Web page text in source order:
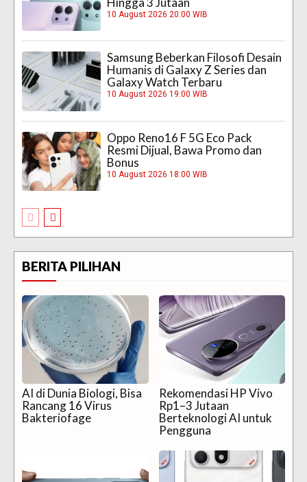
10 August 2026 20:00 WIB
Samsung Beberkan Filosofi Desain
Humanis di Galaxy Z Series dan
Galaxy Watch Terbaru
10 August 2026 19:00 WIB
Oppo Reno16 F 5G Eco Pack
Resmi Dijual, Bawa Promo dan
Bonus
10 August 2026 18:00 WIB
BERITA PILIHAN
AI di Dunia Biologi, Bisa
Rancang 16 Virus
Bakteriofage
Rekomendasi HP Vivo
Rp1–3 Jutaan
Berteknologi AI untuk
Pengguna